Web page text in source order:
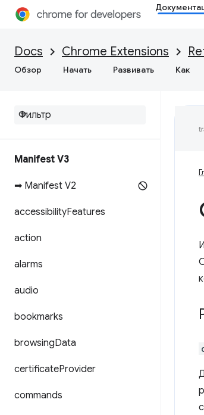
Docs Chrome Extensions
Обзор Начать Развивать Как
Manifest V3
➡ Manifest V2
accessibilityFeatures
action
alarms
audio
bookmarks
browsingData
certificateProvider
commands